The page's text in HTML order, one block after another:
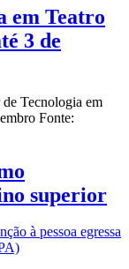
em Teatro
3 de
Tecnologia em
Fonte:
superior